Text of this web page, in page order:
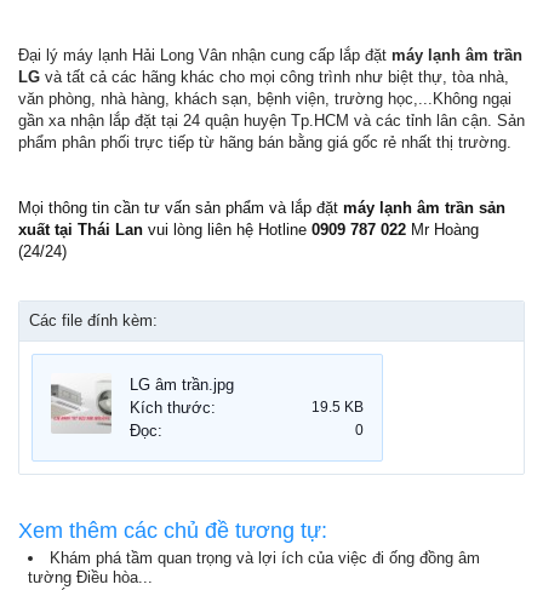
Đại lý máy lạnh Hải Long Vân nhận cung cấp lắp đặt máy lạnh âm trần
LG và tất cả các hãng khác cho mọi công trình như biệt thự, tòa nhà,
văn phòng, nhà hàng, khách sạn, bệnh viện, trường học,...Không ngại
gần xa nhận lắp đặt tại 24 quận huyện Tp.HCM và các tỉnh lân cận. Sản
phẩm phân phối trực tiếp từ hãng bán bằng giá gốc rẻ nhất thị trường.
Mọi thông tin cần tư vấn sản phẩm và lắp đặt máy lạnh âm trần sản
xuất tại Thái Lan vui lòng liên hệ Hotline 0909 787 022 Mr Hoàng
(24/24)
Các file đính kèm:
LG âm trần.jpg
Kích thước:
19.5 KB
Đọc: 0
Xem thêm các chủ đề tương tự:
Khám phá tầm quan trọng và lợi ích của việc đi ống đồng âm
tường Điều hòa...